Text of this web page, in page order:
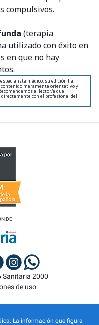
compulsivos.
(terapia
utilizado con éxito en
en que no hay
médico, su edición ha
contenido meramente orientativo y
al lector/a que
con el profesional del
DE
Sanitaria 2000
de uso
La información que figura